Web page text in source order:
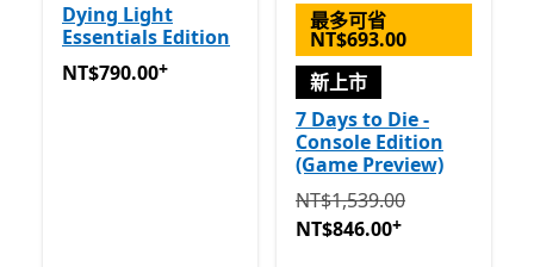
Dying Light
Essentials Edition
NT$790.00提供應用程式內購。
NT$790.00+
最多可省
NT$693.00
新上市
7 Days to Die -
Console Edition
(Game Preview)
原價 NT$1,539.00 現價
NT$1,539.00
NT$846.00+